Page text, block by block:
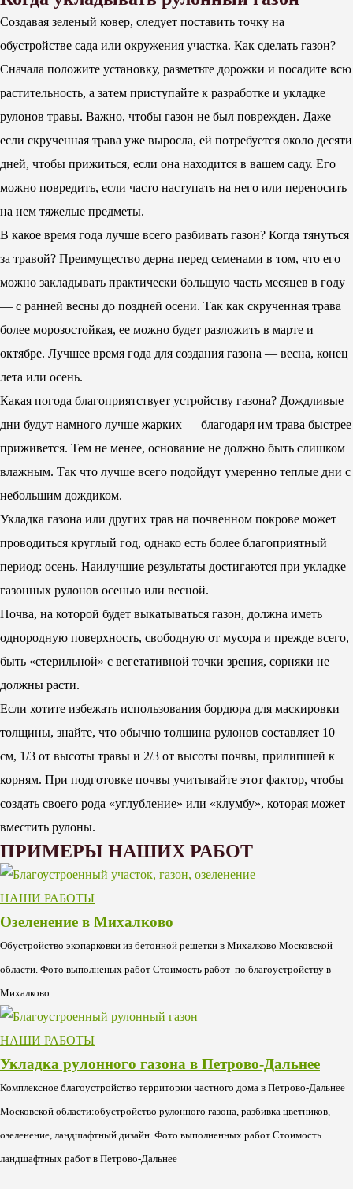
Создавая зеленый ковер, следует поставить точку на
обустройстве сада или окружения участка. Как сделать газон?
Сначала положите установку, разметьте дорожки и посадите всю
растительность, а затем приступайте к разработке и укладке
рулонов травы. Важно, чтобы газон не был поврежден. Даже
если скрученная трава уже выросла, ей потребуется около десяти
дней, чтобы прижиться, если она находится в вашем саду. Его
можно повредить, если часто наступать на него или переносить
на нем тяжелые предметы.
В какое время года лучше всего разбивать газон? Когда тянуться
за травой? Преимущество дерна перед семенами в том, что его
можно закладывать практически большую часть месяцев в году
— с ранней весны до поздней осени. Так как скрученная трава
более морозостойкая, ее можно будет разложить в марте и
октябре. Лучшее время года для создания газона — весна, конец
лета или осень.
Какая погода благоприятствует устройству газона? Дождливые
дни будут намного лучше жарких — благодаря им трава быстрее
приживется. Тем не менее, основание не должно быть слишком
влажным. Так что лучше всего подойдут умеренно теплые дни с
небольшим дождиком.
Укладка газона или других трав на почвенном покрове может
проводиться круглый год, однако есть более благоприятный
период: осень. Наилучшие результаты достигаются при укладке
газонных рулонов осенью или весной.
Почва, на которой будет выкатываться газон, должна иметь
однородную поверхность, свободную от мусора и прежде всего,
быть «стерильной» с вегетативной точки зрения, сорняки не
должны расти.
Если хотите избежать использования бордюра для маскировки
толщины, знайте, что обычно толщина рулонов составляет 10
см, 1/3 от высоты травы и 2/3 от высоты почвы, прилипшей к
корням. При подготовке почвы учитывайте этот фактор, чтобы
создать своего рода «углубление» или «клумбу», которая может
вместить рулоны.
ПРИМЕРЫ НАШИХ РАБОТ
НАШИ РАБОТЫ
Озеленение в Михалково
Обустройство экопарковки из бетонной решетки в Михалково Московской
области. Фото выполненых работ Стоимость работ по благоустройству в
Михалково
НАШИ РАБОТЫ
Укладка рулонного газона в Петрово-Дальнее
Комплексное благоустройство территории частного дома в Петрово-Дальнее
Московской области:обустройство рулонного газона, разбивка цветников,
озеленение, ландшафтный дизайн. Фото выполненных работ Стоимость
ландшафтных работ в Петрово-Дальнее